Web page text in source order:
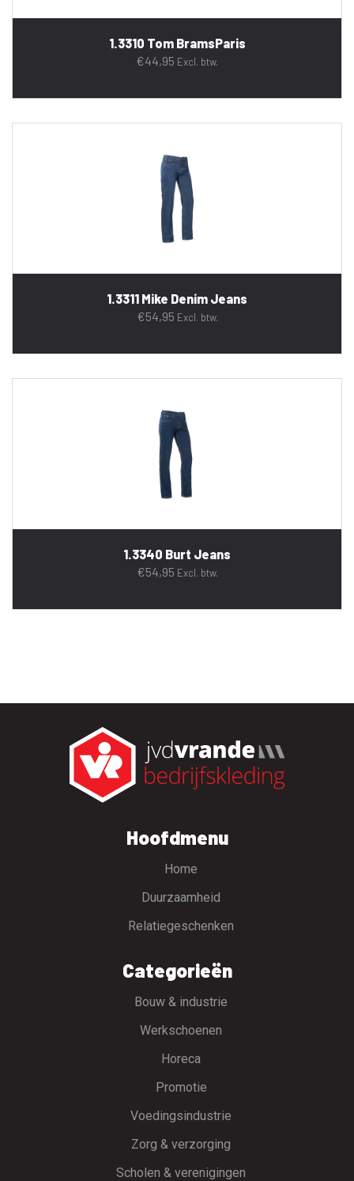
1.3310 Tom BramsParis
€44,95 Excl. btw.
1.3311 Mike Denim Jeans
€54,95 Excl. btw.
1.3340 Burt Jeans
€54,95 Excl. btw.
Hoofdmenu
Home
Duurzaamheid
Relatiegeschenken
Categorieën
Bouw & industrie
Werkschoenen
Horeca
Promotie
Voedingsindustrie
Zorg & verzorging
Scholen & verenigingen